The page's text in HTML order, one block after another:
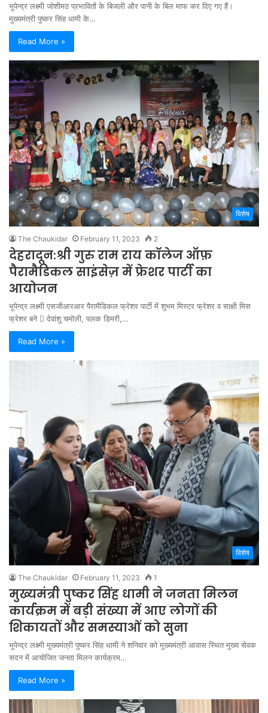
भूपेन्द्र लक्ष्मी जोशीमठ प्रभावितों के बिजली और पानी के बिल माफ कर दिए गए हैं।
मुख्यमंत्री पुष्कर सिंह धामी के…
Read More »
विशेष
The Chaukidar February 11, 2023 2
देहरादून:श्री गुरु राम राय काॅलेज ऑफ़
पैरामैडिकल साइंसेज़ में फ्रेशर पार्टी का
आयोजन
भूपेन्द्र लक्ष्मी एसजीआरआर पैरामैडिकल फ्रेशर पार्टी में शुभम मिस्टर फ्रेशर व साक्षी मिस
फ्रेशर बने  देवांशु चमोली, पलक डिमरी,…
Read More »
विशेष
The Chaukidar February 11, 2023 1
मुख्यमंत्री पुष्कर सिंह धामी ने जनता मिलन
कार्यक्रम में बड़ी संख्या में आए लोगों की
शिकायतों और समस्याओं को सुना
भूपेन्द्र लक्ष्मी मुख्यमंत्री पुष्कर सिंह धामी ने शनिवार को मुख्यमंत्री आवास स्थित मुख्य सेवक
सदन में आयोजित जनता मिलन कार्यक्रम…
Read More »